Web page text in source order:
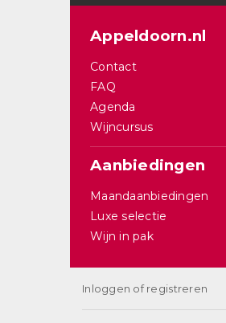
Appeldoorn.nl
Contact
FAQ
Agenda
Wijncursus
Aanbiedingen
Maandaanbiedingen
Luxe selectie
Wijn in pak
Inloggen of registreren